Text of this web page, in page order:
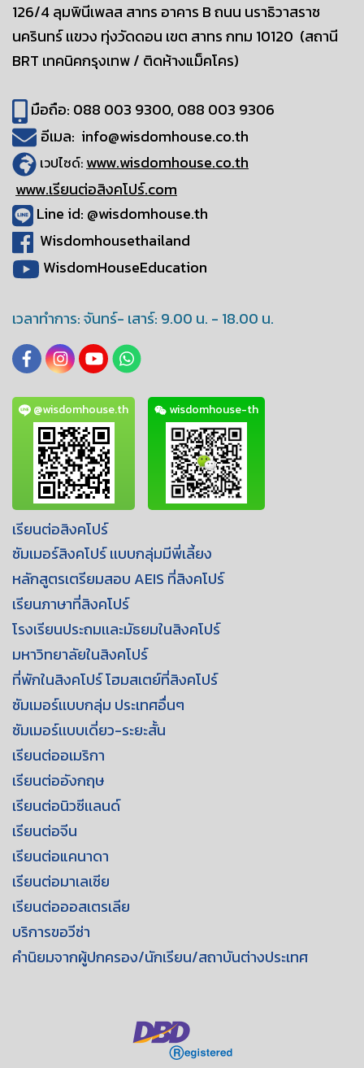
126/4 ลุมพินีเพลส สาทร อาคาร Bถนน นราธิวาสราช
นครินทร์ เเขวง ทุ่งวัดดอน เขต สาทร กทม 10120 (สถานี
BRT เทคนิคกรุงเทพ / ติดห้างแม็คโคร)
มือถือ: 088 003 9300, 088 003 9306
อีเมล: info@wisdomhouse.co.th
เวปไซด์: www.wisdomhouse.co.th
www.เรียนต่อสิงคโปร์.com
Line id: @wisdomhouse.th
Wisdomhousethailand
WisdomHouseEducation
เวลาทำการ: จันทร์- เสาร์: 9.00 น. - 18.00 น.
@wisdomhouse.th wisdomhouse-th
เรียนต่อสิงคโปร์
ซัมเมอร์สิงคโปร์ เเบบกลุ่มมีพี่เลี้ยง
หลักสูตรเตรียมสอบ AEIS ที่สิงคโปร์
เรียนภาษาที่สิงคโปร์
โรงเรียนประถมเเละมัธยมในสิงคโปร์
มหาวิทยาลัยในสิงคโปร์
ที่พักในสิงคโปร์ โฮมสเตย์ที่สิงคโปร์
ซัมเมอร์เเบบกลุ่ม ประเทศอื่นๆ
ซัมเมอร์เเบบเดี่ยว-ระยะสั้น
เรียนต่ออเมริกา
เรียนต่ออังกฤษ
เรียนต่อนิวซีเเลนด์
เรียนต่อจีน
เรียนต่อแคนาดา
เรียนต่อมาเลเซีย
เรียนต่อออสเตรเลีย
บริการขอวีซ่า
คำนิยมจากผู้ปกครอง/นักเรียน/สถาบันต่างประเทศ